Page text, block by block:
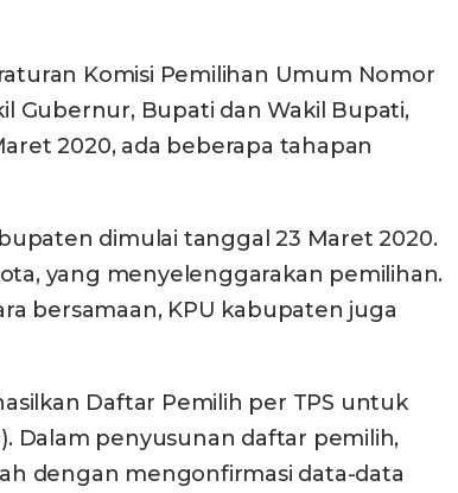
Komisi Pemilihan Umum Nomor
Gubernur, Bupati dan Wakil Bupati,
2020, ada beberapa tahapan
dimulai tanggal 23 Maret 2020.
yang menyelenggarakan pemilihan.
bersamaan, KPU kabupaten juga
Daftar Pemilih per TPS untuk
Dalam penyusunan daftar pemilih,
dengan mengonfirmasi data-data